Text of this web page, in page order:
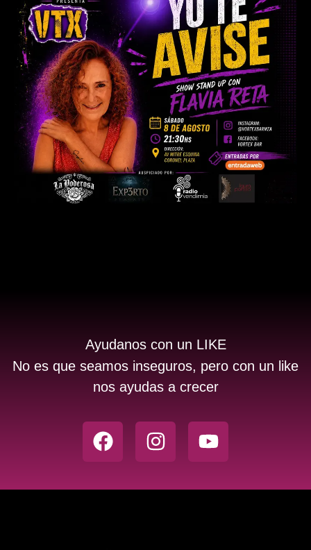
Ayudanos con un LIKE
No es que seamos inseguros, pero con un like
nos ayudas a crecer